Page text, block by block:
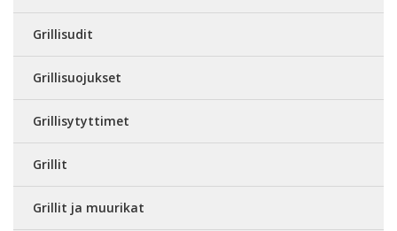
Grillisudit
Grillisuojukset
Grillisytyttimet
Grillit
Grillit ja muurikat